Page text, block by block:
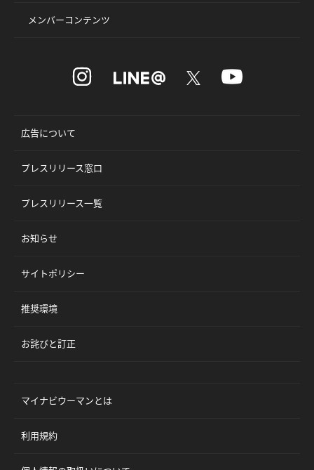
メンバーコンテンツ
広告について
プレスリリース窓口
プレスリリース一覧
お知らせ
サイトポリシー
推奨環境
お詫びと訂正
マイナビウーマンとは
利用規約